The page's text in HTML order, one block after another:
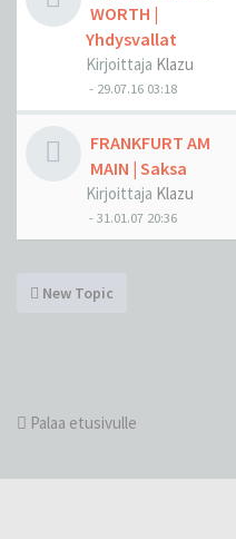
WORTH |
Yhdysvallat
Kirjoittaja Klazu
- 29.07.16 03:18
FRANKFURT AM
MAIN | Saksa
Kirjoittaja Klazu
-31.01.07 20:36
New Topic
Palaa etusivulle